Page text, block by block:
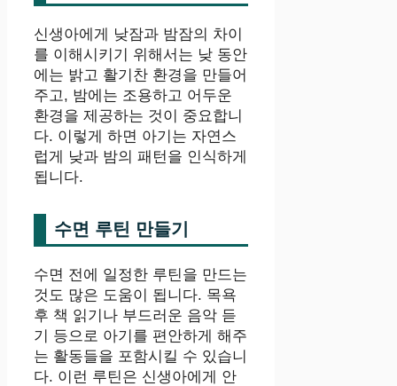
신생아에게 낮잠과 밤잠의 차이
를 이해시키기 위해서는 낮 동안
에는 밝고 활기찬 환경을 만들어
주고, 밤에는 조용하고 어두운
환경을 제공하는 것이 중요합니
다. 이렇게 하면 아기는 자연스
럽게 낮과 밤의 패턴을 인식하게
됩니다.
수면 루틴 만들기
수면 전에 일정한 루틴을 만드는
것도 많은 도움이 됩니다. 목욕
후 책 읽기나 부드러운 음악 듣
기 등으로 아기를 편안하게 해주
는 활동들을 포함시킬 수 있습니
다. 이런 루틴은 신생아에게 안